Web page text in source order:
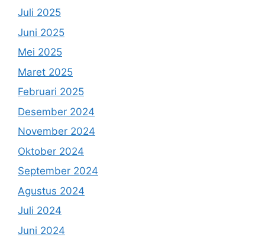
Juli 2025
Juni 2025
Mei 2025
Maret 2025
Februari 2025
Desember 2024
November 2024
Oktober 2024
September 2024
Agustus 2024
Juli 2024
Juni 2024